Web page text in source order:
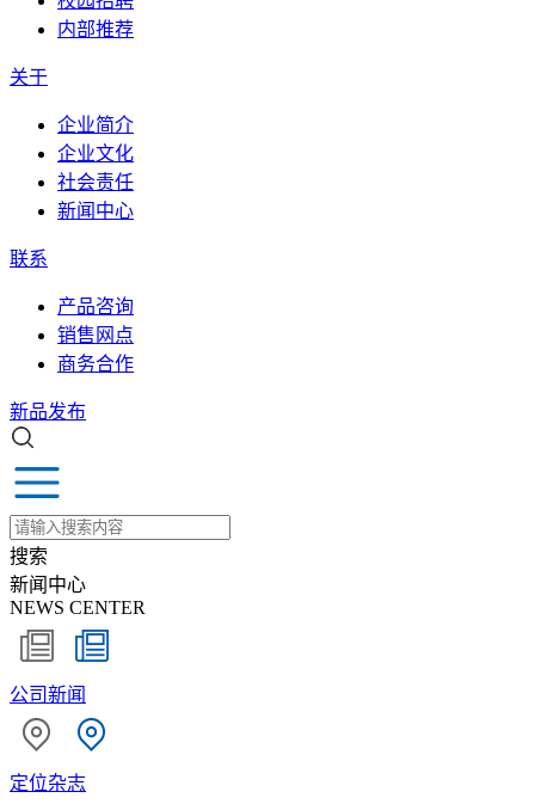
内部推荐
关于
企业简介
企业文化
社会责任
新闻中心
联系
产品咨询
销售网点
商务合作
新品发布
搜索
新闻中心
NEWS CENTER
公司新闻
定位杂志